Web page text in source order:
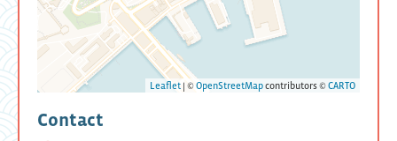
Leaflet | ©OpenStreetMapcontributors ©CARTO
Contact